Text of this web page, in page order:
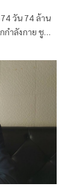
วัน 74 ล้าน
กำลังกาย ชู